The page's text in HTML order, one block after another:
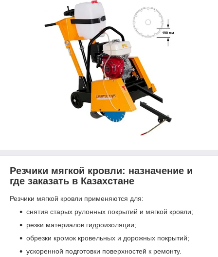
Резчики мягкой кровли: назначение и
где заказать в Казахстане
Резчики мягкой кровли применяются для:
снятия старых рулонных покрытий и мягкой кровли;
резки материалов гидроизоляции;
обрезки кромок кровельных и дорожных покрытий;
ускоренной подготовки поверхностей к ремонту.